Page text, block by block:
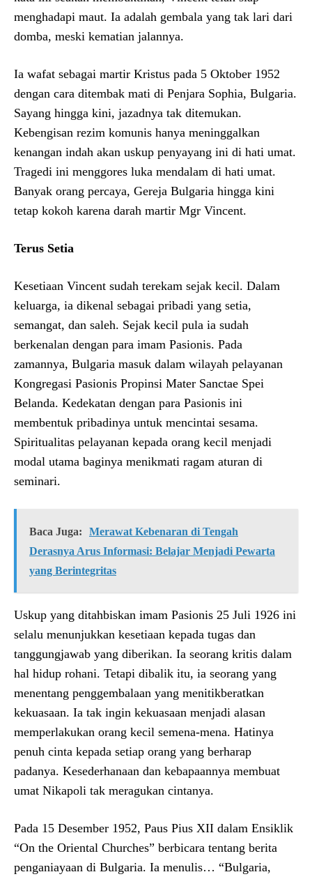
menghadapi maut. Ia adalah gembala yang tak lari dari
domba, meski kematian jalannya.
Ia wafat sebagai martir Kristus pada 5 Oktober 1952
dengan cara ditembak mati di Penjara Sophia, Bulgaria.
Sayang hingga kini, jazadnya tak ditemukan.
Kebengisan rezim komunis hanya meninggalkan
kenangan indah akan uskup penyayang ini di hati umat.
Tragedi ini menggores luka mendalam di hati umat.
Banyak orang percaya, Gereja Bulgaria hingga kini
tetap kokoh karena darah martir Mgr Vincent.
Terus Setia
Kesetiaan Vincent sudah terekam sejak kecil. Dalam
keluarga, ia dikenal sebagai pribadi yang setia,
semangat, dan saleh. Sejak kecil pula ia sudah
berkenalan dengan para imam Pasionis. Pada
zamannya, Bulgaria masuk dalam wilayah pelayanan
Kongregasi Pasionis Propinsi Mater Sanctae Spei
Belanda. Kedekatan dengan para Pasionis ini
membentuk pribadinya untuk mencintai sesama.
Spiritualitas pelayanan kepada orang kecil menjadi
modal utama baginya menikmati ragam aturan di
seminari.
Baca Juga:
Merawat Kebenaran di Tengah
Derasnya Arus Informasi: Belajar Menjadi Pewarta
yang Berintegritas
Uskup yang ditahbiskan imam Pasionis 25 Juli 1926 ini
selalu menunjukkan kesetiaan kepada tugas dan
tanggungjawab yang diberikan. Ia seorang kritis dalam
hal hidup rohani. Tetapi dibalik itu, ia seorang yang
menentang penggembalaan yang menitikberatkan
kekuasaan. Ia tak ingin kekuasaan menjadi alasan
memperlakukan orang kecil semena-mena. Hatinya
penuh cinta kepada setiap orang yang berharap
padanya. Kesederhanaan dan kebapaannya membuat
umat Nikapoli tak meragukan cintanya.
Pada 15 Desember 1952, Paus Pius XII dalam Ensiklik
“On the Oriental Churches” berbicara tentang berita
penganiayaan di Bulgaria. Ia menulis… “Bulgaria,